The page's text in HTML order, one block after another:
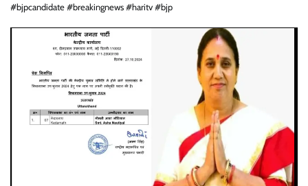
#bjpcandidate #breakingnews #haritv #bjp